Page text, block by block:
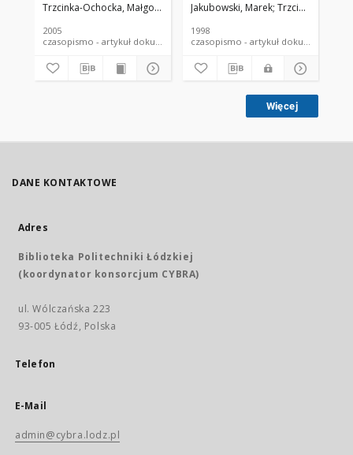
Trzcinka-Ochocka, Małgorzata
Jakubowski, Marek Raźniewska,
2005
czasopismo - artykuł dokument piśmienniczy
Jakubowski, Marek Trzcinka-
1998
czasopismo - artykuł
Więcej
DANE KONTAKTOWE
Adres
Biblioteka Politechniki Łódzkiej
(koordynator konsorcjum CYBRA)
ul. Wólczańska 223
93-005 Łódź, Polska
Telefon
E-Mail
admin@cybra.lodz.pl